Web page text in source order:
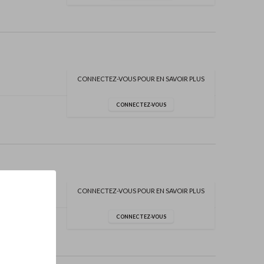
CONNECTEZ-VOUS POUR EN SAVOIR PLUS
CONNECTEZ-VOUS
CONNECTEZ-VOUS POUR EN SAVOIR PLUS
CONNECTEZ-VOUS